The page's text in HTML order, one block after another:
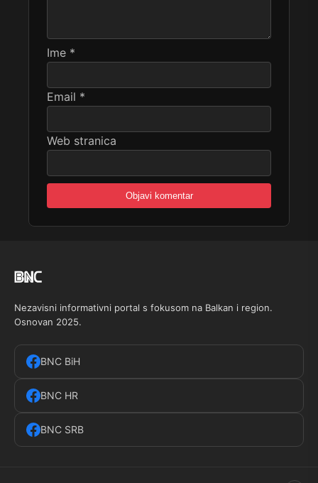
Ime *
Email *
Web stranica
Nezavisni informativni portal s fokusom na Balkan i region.
Osnovan 2025.
BNC BiH
BNC HR
BNC SRB